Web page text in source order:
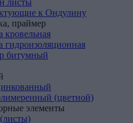
листы
к Ондулину
праймер
кровельная
гидроизоляционная
битумный
(цветной)
элементы